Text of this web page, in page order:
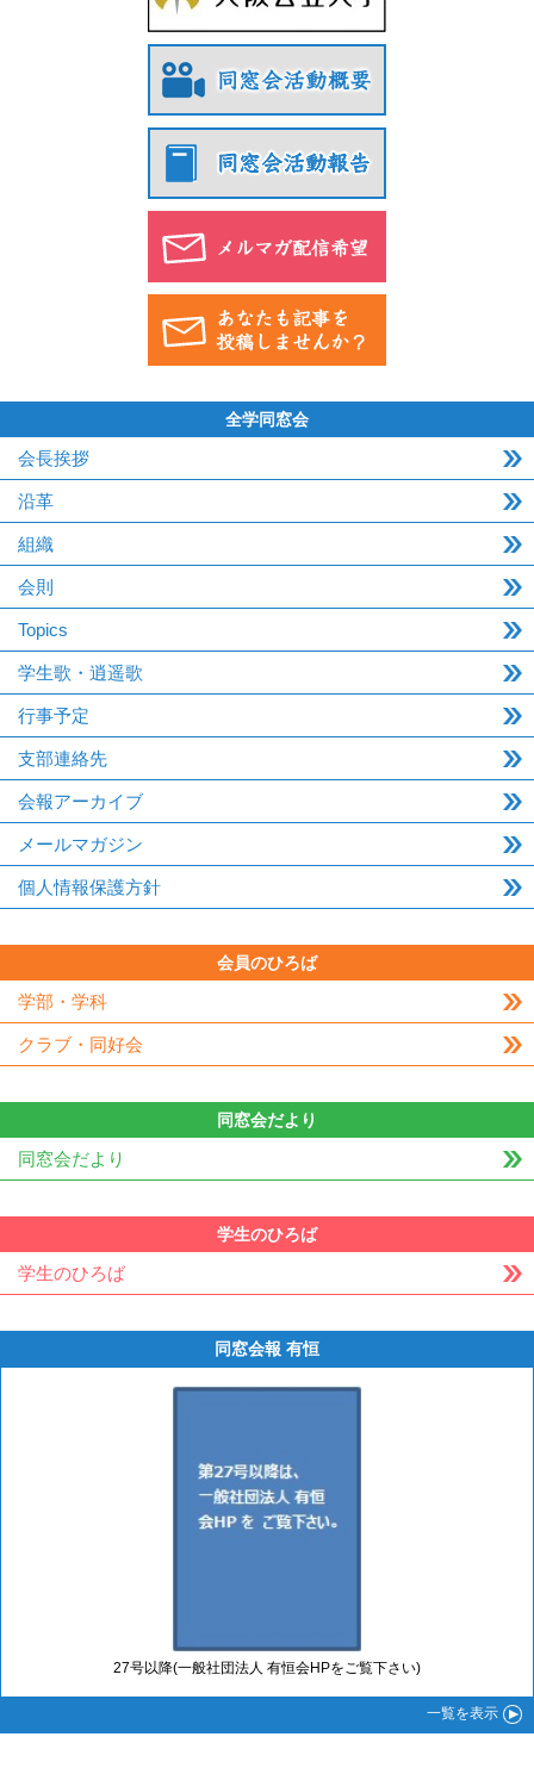
全学同窓会
会長挨拶
沿革
組織
会則
Topics
学生歌・逍遥歌
行事予定
支部連絡先
会報アーカイブ
メールマガジン
個人情報保護方針
会員のひろば
学部・学科
クラブ・同好会
同窓会だより
同窓会だより
学生のひろば
学生のひろば
同窓会報 有恒
27号以降(一般社団法人 有恒会HPをご覧下さい)
一覧を表示